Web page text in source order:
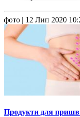
фото | 12 Лип 2020
Продукти для